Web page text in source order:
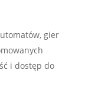
gier
i dostęp do